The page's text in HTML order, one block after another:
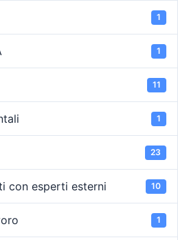
1
1
11
1
23
con esperti esterni 10
1